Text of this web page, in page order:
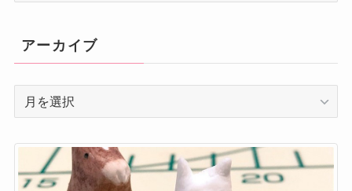
リ
ー
アーカイブ
ブ